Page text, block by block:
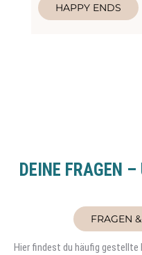
HAPPY ENDS
DEINE FRAGEN
FRAGEN
Hier findest du häufig gestellte